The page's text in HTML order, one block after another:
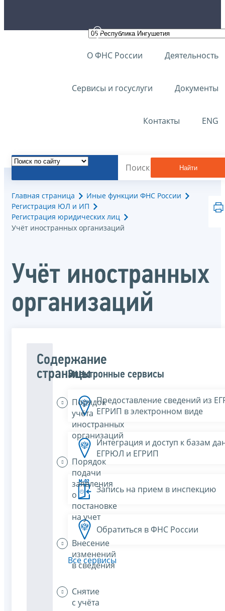
О ФНС России Деятельность
Сервисы и госуслуги Документы
Контакты ENG
Найти
Главная страница
Иные функции ФНС России
Регистрация ЮЛ и ИП
Регистрация юридических лиц
Учёт иностранных организаций
Учёт иностранных
организаций
Содержание
страницы
Порядок
учёта
иностранных
организаций
Порядок
подачи
заявления
о
постановке
на учет
Внесение
изменений
в сведения
Снятие
с учёта
Электронные сервисы
Предоставление сведений из
ЕГРИП в электронном виде
Интеграция и доступ к базам
ЕГРЮЛ и ЕГРИП
Запись на прием в инспекцию
Обратиться в ФНС России
Все сервисы